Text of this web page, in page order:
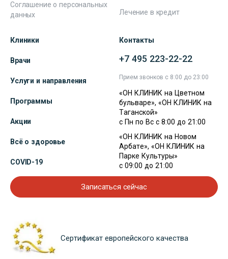
Соглашение о персональных
данных
Лечение в кредит
Клиники
Врачи
Услуги и направления
Программы
Акции
Всё о здоровье
COVID-19
Контакты
+7 495 223-22-22
Прием звонков с 8:00 до 23:00
«ОН КЛИНИК на Цветном
бульваре», «ОН КЛИНИК на
Таганской»
с Пн по Вс с 8:00 до 21:00
«ОН КЛИНИК на Новом
Арбате», «ОН КЛИНИК на
Парке Культуры»
с 09:00 до 21:00
Записаться сейчас
Сертификат европейского качества